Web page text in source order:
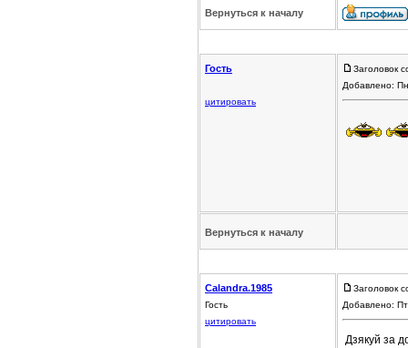
Вернуться к началу
Гость
цитировать
Заголовок
Добавлено:
Вернуться к началу
Calandra.1985
Гость
цитировать
Заголовок
Добавлено:
Дзякуй за